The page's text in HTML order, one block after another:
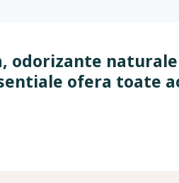
odorizante
ofera toate